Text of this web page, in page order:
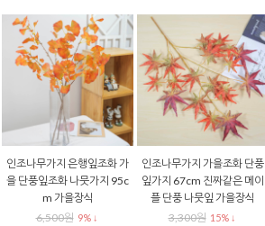
인조나무가지 은행잎조화 가
을 단풍잎조화 나뭇가지 95c
m 가을장식
6,500원 9% ↓
인조나무가지 가을조화 단풍
잎가지 67cm 진짜같은 메이
플 단풍 나뭇잎 가을장식
3,300원 15% ↓